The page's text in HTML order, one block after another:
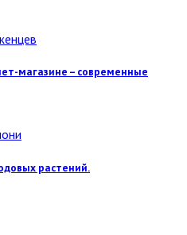
магазине – современные
растений.